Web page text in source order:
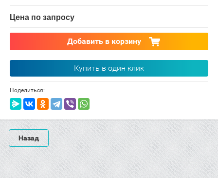
Цена по запросу
Добавить в корзину
Купить в один клик
Поделиться:
Назад